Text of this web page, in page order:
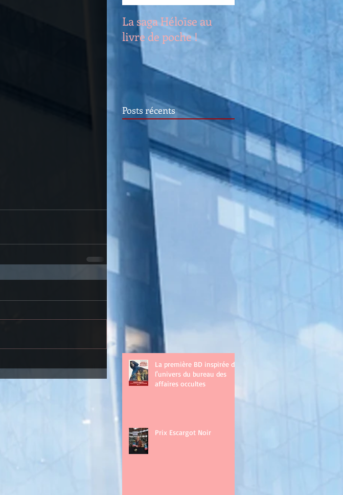
La saga Héloïse au
livre de poche !
Renouveau
Posts récents
La première BD inspirée de
l'univers du bureau des
affaires occultes
Prix Escargot Noir